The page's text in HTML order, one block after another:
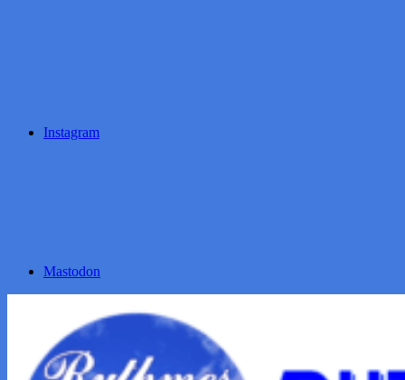
Instagram
Mastodon